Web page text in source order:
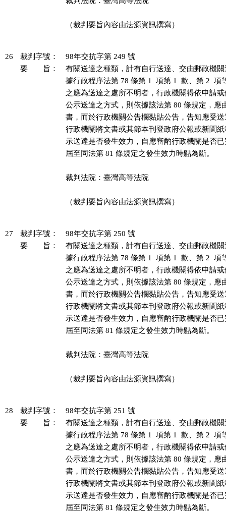
（裁判要旨內容由法源資訊撰寫）
26 裁判字號：
98年交抗字第 249 號
要 旨：
有關送達之種類，計有自行送達、交由郵政機
據行政程序法第 78 條第 1  項第 1  款、第 2  項
之應為送達之處所不明者，行政機關得依申請
公示送達之方式，則依據該法第 80 條規定，應
書，而於行政機關公告欄黏貼公告，告知應受
行政機關將文書或其節本刊登政府公報或新聞
示送達是否發生效力，自應審酌行政機關是否
屆至同法第 81 條規定之發生效力時點為斷。
裁判法院：臺灣高等法院
（裁判要旨內容由法源資訊撰寫）
27 裁判字號：
98年交抗字第 250 號
要 旨：
有關送達之種類，計有自行送達、交由郵政機
據行政程序法第 78 條第 1  項第 1  款、第 2  項
之應為送達之處所不明者，行政機關得依申請
公示送達之方式，則依據該法第 80 條規定，應
書，而於行政機關公告欄黏貼公告，告知應受
行政機關將文書或其節本刊登政府公報或新聞
示送達是否發生效力，自應審酌行政機關是否
屆至同法第 81 條規定之發生效力時點為斷。
裁判法院：臺灣高等法院
（裁判要旨內容由法源資訊撰寫）
28 裁判字號：
98年交抗字第 251 號
要 旨：
有關送達之種類，計有自行送達、交由郵政機
據行政程序法第 78 條第 1  項第 1  款、第 2  項
之應為送達之處所不明者，行政機關得依申請
公示送達之方式，則依據該法第 80 條規定，應
書，而於行政機關公告欄黏貼公告，告知應受
行政機關將文書或其節本刊登政府公報或新聞
示送達是否發生效力，自應審酌行政機關是否
屆至同法第 81 條規定之發生效力時點為斷。